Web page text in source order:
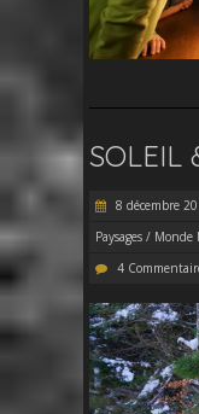
SOLEIL
8 décembre
Paysages /
4